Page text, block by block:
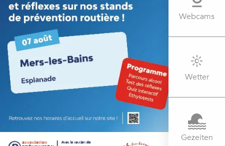
Webcams
Wetter
Gezeiten